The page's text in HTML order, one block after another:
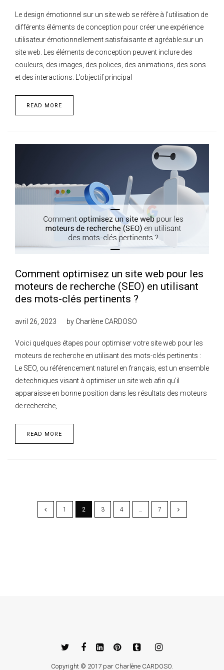
Le design émotionnel sur un site web se réfère à l’utilisation de
différents éléments de conception pour créer une expérience
utilisateur émotionnellement satisfaisante et agréable sur un
site web. Les éléments de conception peuvent inclure des
couleurs, des images, des polices, des animations, des sons
et des interactions. L’objectif principal
READ MORE
Comment optimisez un site web pour les
moteurs de recherche (SEO) en utilisant
des mots-clés pertinents ?
avril 26, 2023 by Charlène CARDOSO
Voici quelques étapes pour optimiser votre site web pour les
moteurs de recherche en utilisant des mots-clés pertinents :
Le SEO, ou référencement naturel en français, est un ensemble
de techniques visant à optimiser un site web afin qu’il
apparaisse en bonne position dans les résultats des moteurs
de recherche,
READ MORE
1 2 3 4 … 7
Copyright © 2017 par Charlène CARDOSO